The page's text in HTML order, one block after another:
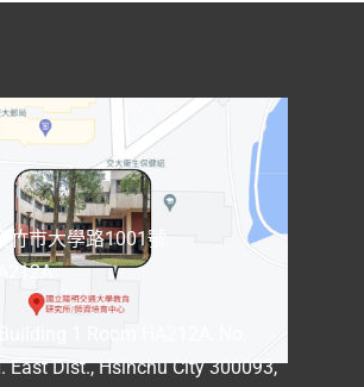
竹市大學路1001號
East Dist., Hsinchu City 300093,